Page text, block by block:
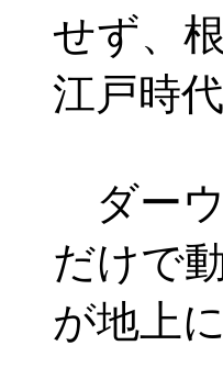
せず、
江戸時
ダーウ
だけで
が地上